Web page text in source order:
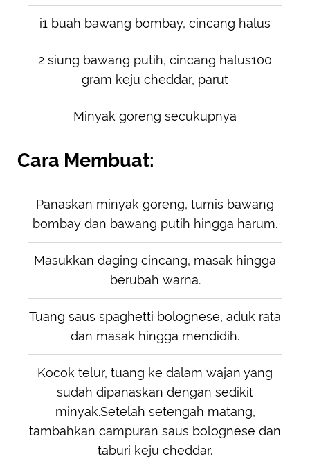
i1 buah bawang bombay, cincang halus
2 siung bawang putih, cincang halus100
gram keju cheddar, parut
Minyak goreng secukupnya
Cara Membuat:
Panaskan minyak goreng, tumis bawang
bombay dan bawang putih hingga harum.
Masukkan daging cincang, masak hingga
berubah warna.
Tuang saus spaghetti bolognese, aduk rata
dan masak hingga mendidih.
Kocok telur, tuang ke dalam wajan yang
sudah dipanaskan dengan sedikit
minyak.Setelah setengah matang,
tambahkan campuran saus bolognese dan
taburi keju cheddar.